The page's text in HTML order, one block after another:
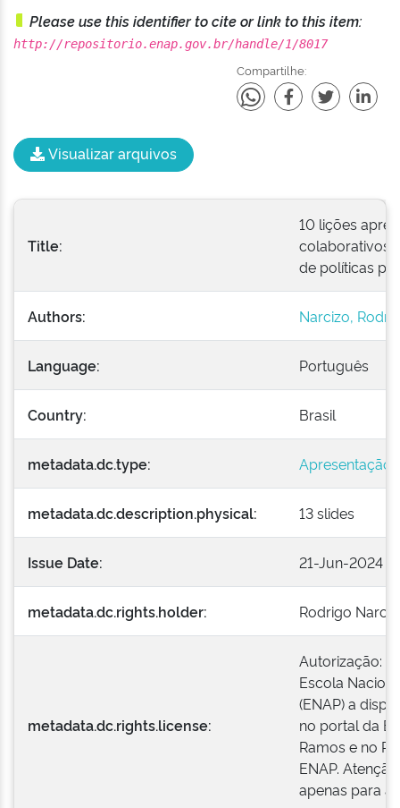
Please use this identifier to cite or link to this item:
http://repositorio.enap.gov.br/handle/1/8017
Compartilhe:
Visualizar arquivos
Title:
10 lições
colaborativos
de políticas
Authors: Narcizo,
Language: Português
Country: Brasil
metadata.dc.type:
metadata.dc.description.physical: 13 slides
Issue Date: 21-Jun-2024
metadata.dc.rights.holder: Rodrigo
metadata.dc.rights.license:
Autorização:
Escola
(ENAP) a
no portal da
Ramos e no
ENAP.
apenas para a